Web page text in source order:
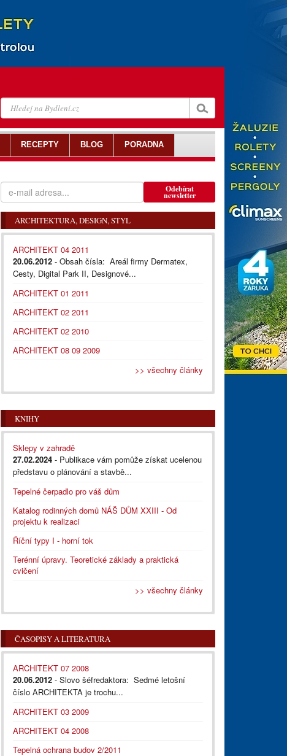
Odebírat
newsletter
ARCHITEKTURA, DESIGN, STYL
ARCHITEKT 04 2011
20.06.2012 - Obsah čísla: Areál firmy Dermatex,
Cesty, Digital Park II, Designové...
ARCHITEKT 01 2011
ARCHITEKT 02 2011
ARCHITEKT 02 2010
ARCHITEKT 08 09 2009
>> všechny články
KNIHY
Sklepy v zahradě
27.02.2024 - Publikace vám pomůže získat ucelenou
představu o plánování a stavbě...
Tepelné čerpadlo pro váš dům
Katalog rodinných domů NÁŠ DŮM XXIII - Od
projektu k realizaci
Říční typy I - horní tok
Terénní úpravy. Teoretické základy a praktická
cvičení
>> všechny články
ČASOPISY A LITERATURA
ARCHITEKT 07 2008
20.06.2012 - Slovo šéfredaktora: Sedmé letošní
číslo ARCHITEKTA je trochu...
ARCHITEKT 03 2009
ARCHITEKT 04 2008
Tepelná ochrana budov 2/2011
RECEPTY BLOG PORADNA